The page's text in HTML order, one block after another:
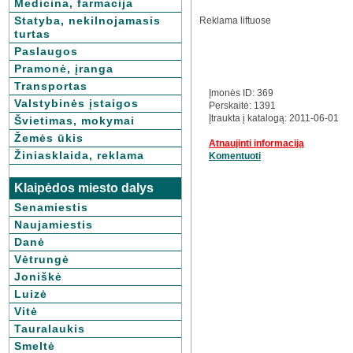
Medicina, farmacija
Statyba, nekilnojamasis
turtas
Paslaugos
Pramonė, įranga
Transportas
Valstybinės įstaigos
Švietimas, mokymai
Žemės ūkis
Žiniasklaida, reklama
Klaipėdos miesto dalys
Senamiestis
Naujamiestis
Danė
Vėtrungė
Joniškė
Luizė
Vitė
Tauralaukis
Smeltė
Reklama liftuose
Įmonės ID: 369
Perskaitė: 1391
Įtraukta į katalogą: 2011-06-01
Atnaujinti informaciją
Komentuoti